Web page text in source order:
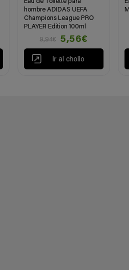
hombre ADIDAS UEFA
Champions League PRO
PLAYER Edition 100ml
9,94€
5,56€
Ir al chollo